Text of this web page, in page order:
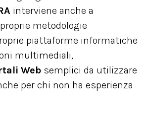
interviene anche a
proprie metodologie
piattaforme informatiche
multimediali,
Web semplici da utilizzare
per chi non ha esperienza